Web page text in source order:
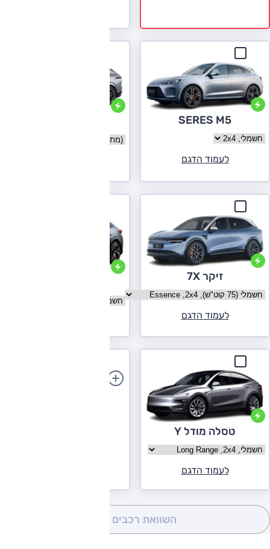
SERES M5
בחר גרסה SERES M5
לעמוד הדגם
בחר גרסה אקספנג G6
זיקר 7X
בחר גרסה זיקר 7X
לעמוד הדגם
בחר גרסה קופרה טווסקאן
טסלה מודל Y
בחר גרסה טסלה מודל Y
לעמוד הדגם
השוואת רכבים